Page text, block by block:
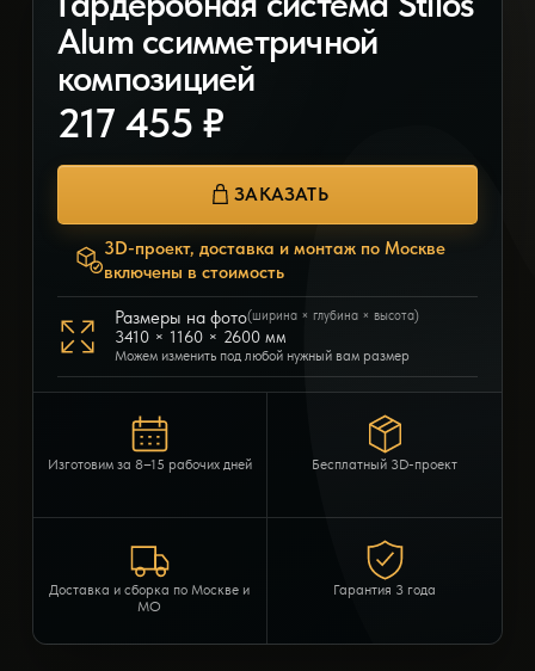
Alum ссимметричной
композицией
217 455 ₽
ЗАКАЗАТЬ
3D-проект, доставка и монтаж по Москве
включены в стоимость
Размеры на фото(ширина × глубина × высота)
3410 × 1160 × 2600 мм
Можем изменить под любой нужный вам размер
Изготовим за 8–15 рабочих дней Бесплатный 3D-проект
Доставка и сборка по Москве и
МО
Гарантия 3 года